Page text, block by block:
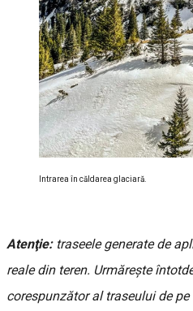
Intrarea în căldarea glaciară.
Atenţie:traseele generate de
reale din teren. Urmăreşte
corespunzător al traseului de pe